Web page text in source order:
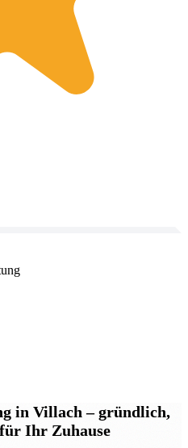
in Villach– gründlich,
Ihr Zuhause